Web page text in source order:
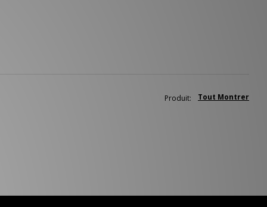
Tout Montrer
Produit: